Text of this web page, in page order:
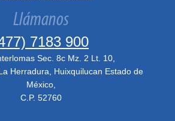
Llámanos
7183 900
Sec. 8c Mz. 2 Lt. 10,
Herradura, Huixquilucan Estado de
México,
C.P. 52760